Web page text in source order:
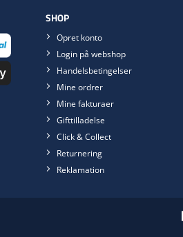
SHOP
Opret konto
Login på webshop
Handelsbetingelser
Mine ordrer
Mine fakturaer
Gifttilladelse
Click & Collect
Returnering
Reklamation